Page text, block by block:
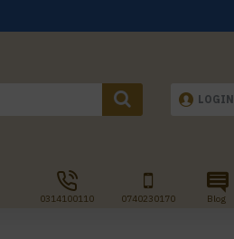
LOGIN
0314100110 0740230170 Blog